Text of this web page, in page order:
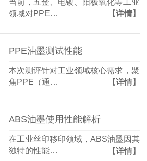
领域对PPE…
【详情】
PPE油墨测试性能
本次测评针对工业领域核心需求，聚
焦PPE（通…
【详情】
ABS油墨使用性能解析
在工业丝印移印领域，ABS油墨因其
独特的性能…
【详情】